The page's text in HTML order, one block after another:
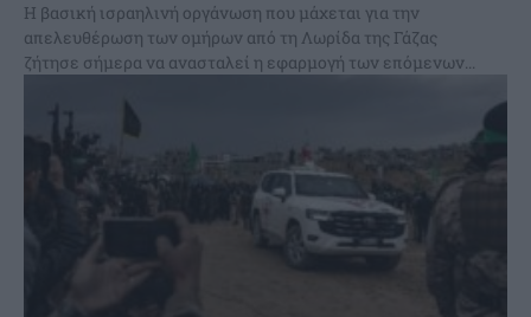
Η βασική ισραηλινή οργάνωση που μάχεται για την
απελευθέρωση των ομήρων από τη Λωρίδα της Γάζας
ζήτησε σήμερα να ανασταλεί η εφαρμογή των επόμενων...